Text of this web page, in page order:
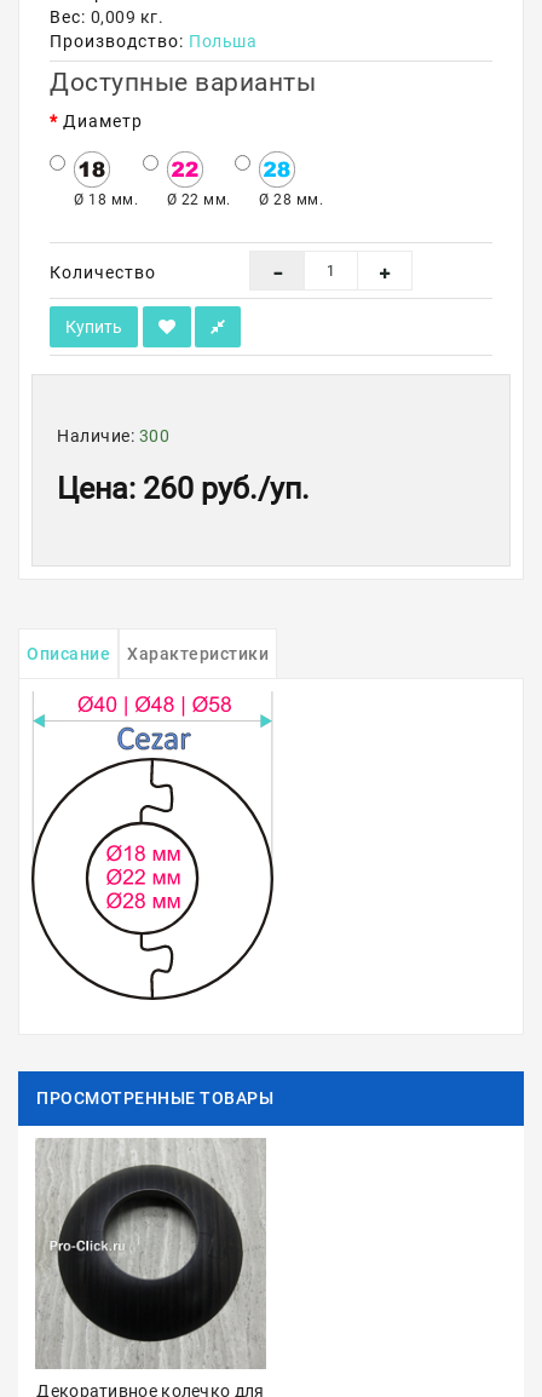
Вес: 0,009 кг.
Производство: Польша
Доступные варианты
Диаметр
Ø 18 мм. Ø 22 мм. Ø 28 мм.
Количество
Купить
Наличие: 300
Цена: 260 руб./уп.
Описание Характеристики
ПРОСМОТРЕННЫЕ ТОВАРЫ
Декоративное колечко для